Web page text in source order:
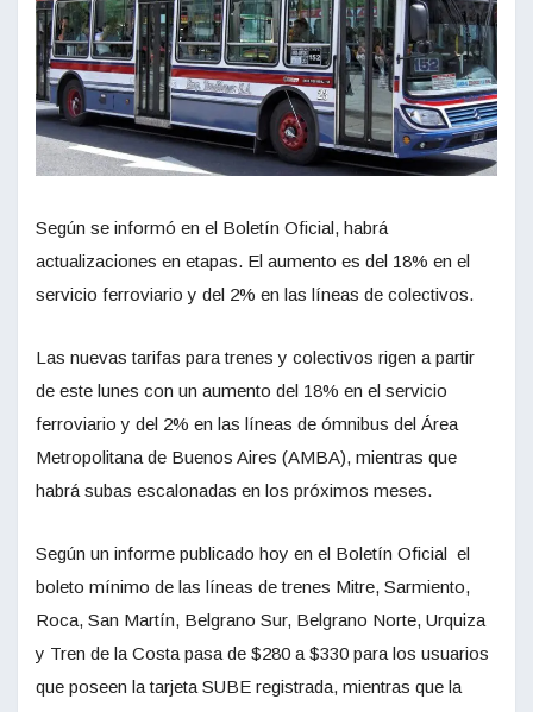
Según se informó en el Boletín Oficial, habrá
actualizaciones en etapas. El aumento es del 18% en el
servicio ferroviario y del 2% en las líneas de colectivos.
Las nuevas tarifas para trenes y colectivos rigen a partir
de este lunes con un aumento del 18% en el servicio
ferroviario y del 2% en las líneas de ómnibus del Área
Metropolitana de Buenos Aires (AMBA), mientras que
habrá subas escalonadas en los próximos meses.
Según un informe publicado hoy en el Boletín Oficial el
boleto mínimo de las líneas de trenes Mitre, Sarmiento,
Roca, San Martín, Belgrano Sur, Belgrano Norte, Urquiza
y Tren de la Costa pasa de $280 a $330 para los usuarios
que poseen la tarjeta SUBE registrada, mientras que la